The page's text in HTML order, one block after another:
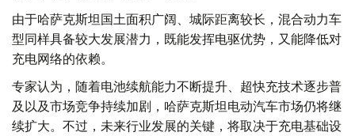
由于哈萨克斯坦国土面积广阔、城际距离较长，混合动力车
型同样具备较大发展潜力，既能发挥电驱优势，又能降低对
充电网络的依赖。
专家认为，随着电池续航能力不断提升、超快充技术逐步普
及以及市场竞争持续加剧，哈萨克斯坦电动汽车市场仍将继
续扩大。不过，未来行业发展的关键，将取决于充电基础设